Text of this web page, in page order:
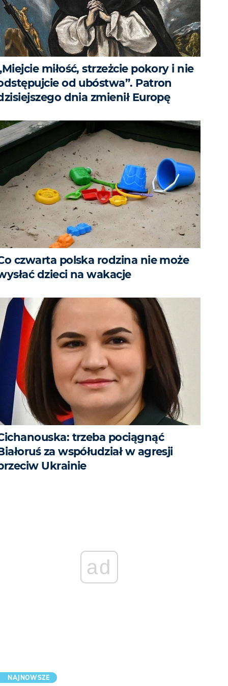
miłość, strzeżcie pokory i nie
od ubóstwa”. Patron
dnia zmienił Europę
czwarta polska rodzina nie może
dzieci na wakacje
trzeba pociągnąć
za współudział w agresji
Ukrainie
ad
NAJNOWSZE